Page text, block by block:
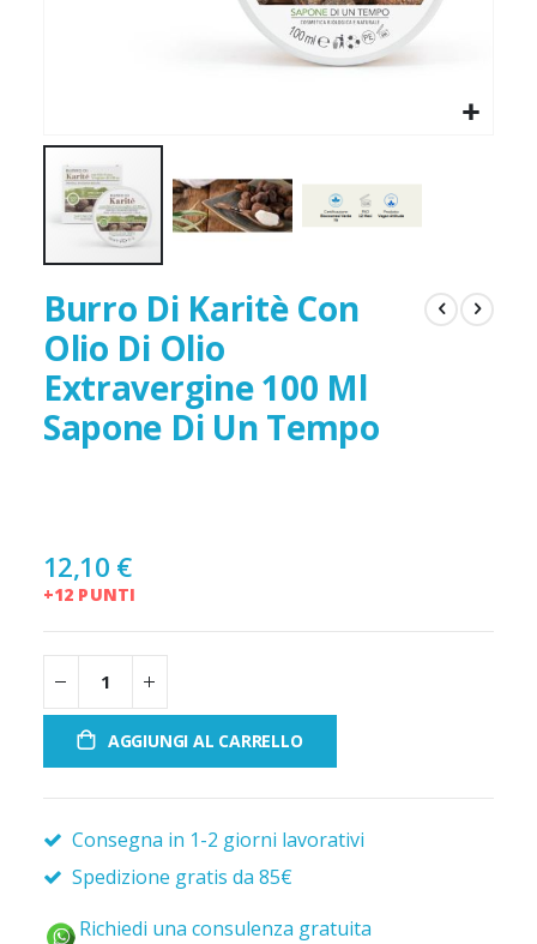
Burro Di Karitè Con
Olio Di Olio
Extravergine 100 Ml
Sapone Di Un Tempo
12,10 €
+12 PUNTI
AGGIUNGI AL CARRELLO
Consegna in 1-2 giorni lavorativi
Spedizione gratis da 85€
Richiedi una consulenza gratuita